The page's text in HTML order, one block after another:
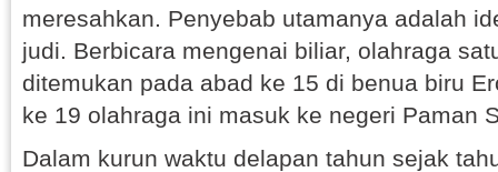
meresahkan. Penyebab utamanya adalah
judi. Berbicara mengenai biliar, olahraga
ditemukan pada abad ke 15 di benua biru
ke 19 olahraga ini masuk ke negeri Paman
Dalam kurun waktu delapan tahun sejak